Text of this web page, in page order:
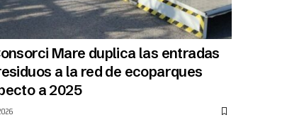
Mare duplica las entradas
a la red de ecoparques
a 2025